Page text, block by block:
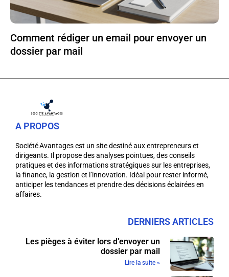
Comment rédiger un email pour envoyer un
dossier par mail
A PROPOS
Société Avantages est un site destiné aux entrepreneurs et
dirigeants. Il propose des analyses pointues, des conseils
pratiques et des informations stratégiques sur les entreprises,
la finance, la gestion et l’innovation. Idéal pour rester informé,
anticiper les tendances et prendre des décisions éclairées en
affaires.
DERNIERS ARTICLES
Les pièges à éviter lors d’envoyer un
dossier par mail
Lire la suite »